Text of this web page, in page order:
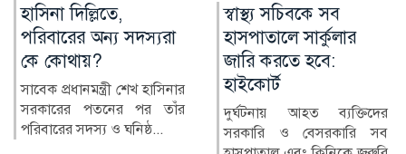
স্বাস্থ্য সচিবকে সব
হাসপাতালে সার্কুলার
জারি করতে হবে:
হাইকোর্ট
দুর্ঘটনায় আহত ব্যক্তিদের
সরকারি ও বেসরকারি সব
র‍্যাবের পরিবর্তে নতুন
বাহিনী, কী আছে খসড়া
আইনে?
র‍্যাপিড অ্যাকশন ব্যাটালিয়ন
(র‍্যাব) বিলুপ্ত করে স্পেশাল
রেসপন্স ব্যা...